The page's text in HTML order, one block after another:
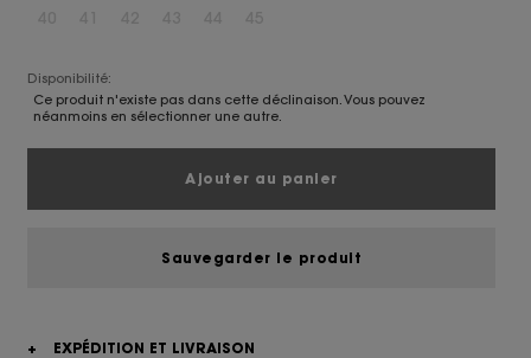
Disponibilité:
Ce produit n'existe pas dans cette déclinaison. Vous pouvez
néanmoins en sélectionner une autre.
Ajouter au panier
Sauvegarder le produit
+
EXPÉDITION ET LIVRAISON